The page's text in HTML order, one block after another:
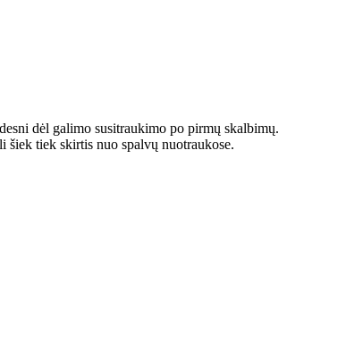
dėl galimo susitraukimo po pirmų skalbimų.
tiek skirtis nuo spalvų nuotraukose.